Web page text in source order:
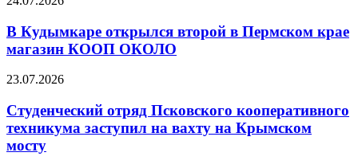
В Кудымкаре открылся второй в Пермском крае
магазин КООП ОКОЛО
23.07.2026
Студенческий отряд Псковского кооперативного
техникума заступил на вахту на Крымском
мосту